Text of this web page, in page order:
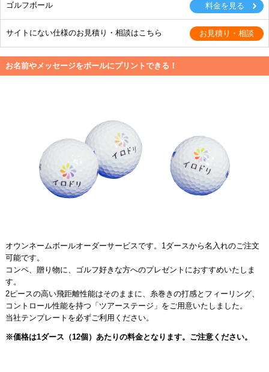
ゴルフボール
サイトにない仕様のお見積り・相談はこちら
お名前やメッセージをボールにプリントできる！
オウンネームボールオーダーサービスです。1ダースから名入れのご注文
可能です。
コンペ、贈り物に、ゴルフ好きな方へのプレゼントにおすすめいたしま
す。
2ピースの高い飛距離性能はそのままに、糸巻きの打感とフィーリング、
コントロール性能を持つ「ツアーステージ」をご用意いたしました。
当社テンプレートを必ずご利用ください。
※価格は1ダース（12個）あたりの料金となります。ご注意ください。